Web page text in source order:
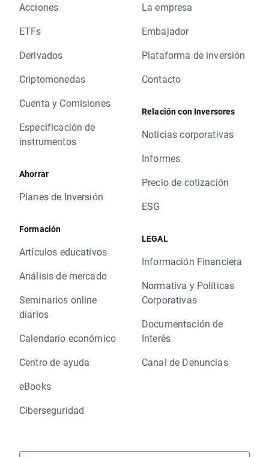
Acciones
ETFs
Derivados
Criptomonedas
Cuenta y Comisiones
Especificación de
instrumentos
Ahorrar
Planes de Inversión
Formación
Artículos educativos
Análisis de mercado
Seminarios online
diarios
Calendario económico
Centro de ayuda
eBooks
Ciberseguridad
La empresa
Embajador
Plataforma de inversión
Contacto
Relación con Inversores
Noticias corporativas
Informes
Precio de cotización
ESG
LEGAL
Información Financiera
Normativa y Políticas
Corporativas
Documentación de
Interés
Canal de Denuncias